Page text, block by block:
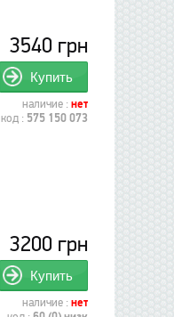
3540 грн
Купить
наличие :нет
код : 575 150 073
3200 грн
Купить
наличие :нет